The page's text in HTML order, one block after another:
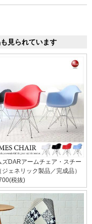
見られています
ズDARアームチェア・スチー
ジェネリック製品／完成品）
税抜)